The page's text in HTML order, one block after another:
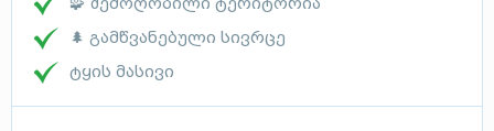
🧩 შემოღობილი ტერიტორია
🌲 გამწვანებული სივრცე
ტყის მასივი